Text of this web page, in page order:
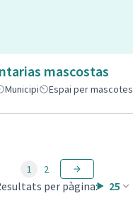
mascostas
Municipi Espai per mascotes
per pàgina: 25
1 2